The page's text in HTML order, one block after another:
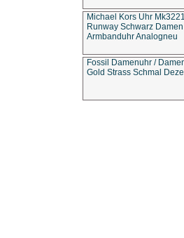
Michael Kors Uhr
Runway Schwarz Damen
Armbanduhr Analogneu
Fossil Damenuhr /
Gold Strass Schmal